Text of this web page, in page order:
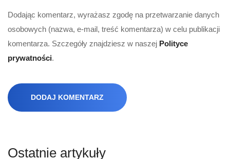
Dodając komentarz, wyrażasz zgodę na przetwarzanie danych
osobowych (nazwa, e-mail, treść komentarza) w celu publikacji
komentarza. Szczegóły znajdziesz w naszej Polityce
prywatności.
DODAJ KOMENTARZ
Ostatnie artykuły